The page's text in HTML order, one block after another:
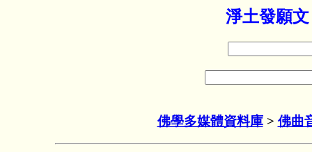
淨土發願
佛學多媒體資料庫> 佛曲